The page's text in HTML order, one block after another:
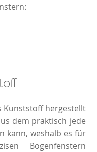
Kunststoff hergestellt
dem praktisch jede
kann, weshalb es für
Bogenfenstern